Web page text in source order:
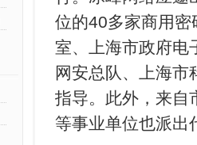
位的40多家商用
室、上海市政府电
网安总队、上海
指导。此外，来自
等事业单位也派出